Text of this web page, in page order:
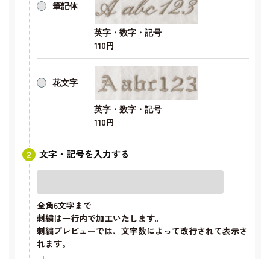
筆記体
英字・数字・記号
110円
花文字
英字・数字・記号
110円
文字・記号を入力する
全角6文字まで
刺繍は一行内で加工いたします。
刺繍プレビューでは、文字数によって改行されて表示さ
れます。